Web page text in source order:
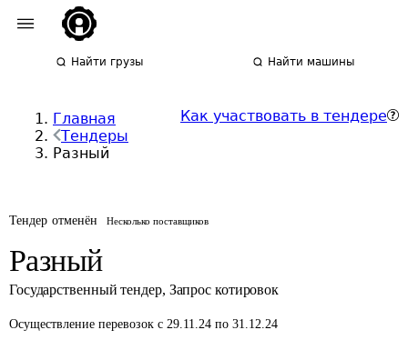
Найти грузы Найти машины
Главная
Тендеры
Разный
Как участвовать в тендере
Тендер отменён Несколько поставщиков
Разный
Государственный тендер, Запрос котировок
Осуществление перевозок с 29.11.24 по 31.12.24